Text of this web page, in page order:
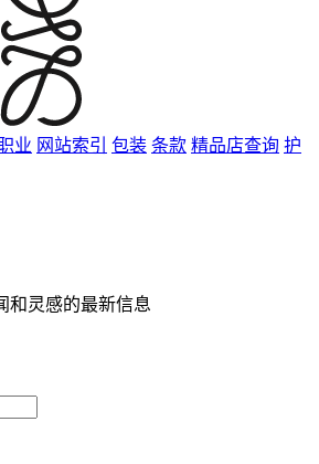
业 网站索引 包装 条款 精品店查询 护
和灵感的最新信息